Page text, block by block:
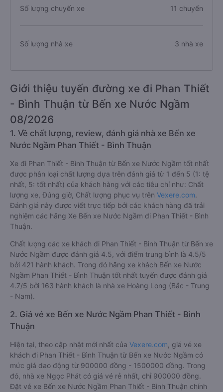
Số lượng chuyến xe 11 chuyến
Số lượng nhà xe 3 nhà xe
Giới thiệu tuyến đường xe đi Phan Thiết
- Bình Thuận từ Bến xe Nước Ngầm
08/2026
1. Về chất lượng, review, đánh giá nhà xe Bến xe
Nước Ngầm Phan Thiết - Bình Thuận
Xe đi Phan Thiết - Bình Thuận từ Bến xe Nước Ngầm tốt nhất
được phân loại chất lượng dựa trên đánh giá từ 1 đến 5 (1: tệ
nhất, 5: tốt nhất) của khách hàng với các tiêu chí như: Chất
lượng xe, Đúng giờ, Chất lượng phục vụ trên Vexere.com.
Đánh giá này được viết trực tiếp bởi các khách hàng đã trải
nghiệm các hãng Xe Bến xe Nước Ngầm đi Phan Thiết - Bình
Thuận.
Chất lượng các xe khách đi Phan Thiết - Bình Thuận từ Bến xe
Nước Ngầm được đánh giá 4.5, với điểm trung bình là 4.5/5
bởi 421 hành khách. Trong đó hãng xe khách Bến xe Nước
Ngầm Phan Thiết - Bình Thuận tốt nhất tuyến được đánh giá
4.7/5 bởi 163 hành khách là nhà xe Hoàng Long (Bắc - Trung
- Nam).
2. Giá vé xe Bến xe Nước Ngầm Phan Thiết - Bình
Thuận
Hiện tại, theo cập nhật mới nhất của Vexere.com , giá vé xe
khách đi Phan Thiết - Bình Thuận từ Bến xe Nước Ngầm có
mức giá dao động từ 900000 đồng - 1500000 đồng. Trong
đó, nhà xe Ngọc Phát có giá vé rẻ nhất, chỉ 900000 đồng.
Đặt vé xe Bến xe Nước Ngầm Phan Thiết - Bình Thuận chính